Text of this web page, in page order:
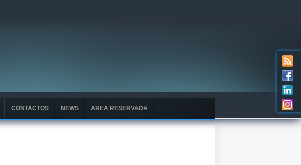
CONTACTOS NEWS AREA RESERVADA